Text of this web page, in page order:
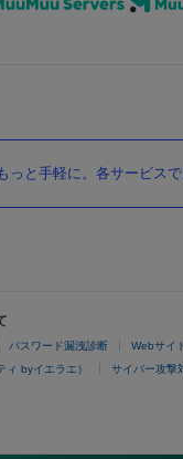
っと手軽に。各サービス
パスワード漏洩診断 Webサイ
byイエラエ） サイバー攻撃